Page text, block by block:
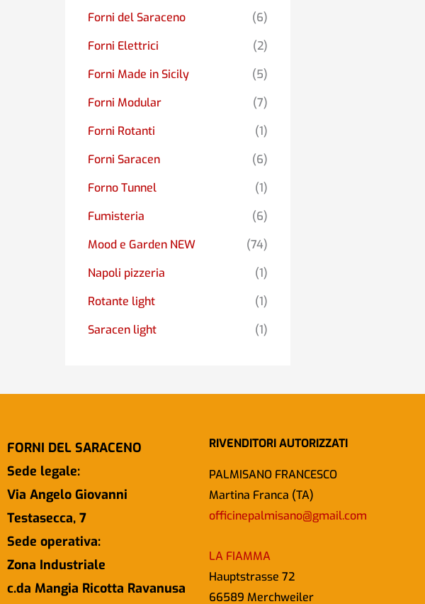
Forni del Saraceno
(6)
Forni Elettrici
(2)
Forni Made in Sicily
(5)
Forni Modular
(7)
Forni Rotanti
(1)
Forni Saracen
(6)
Forno Tunnel
(1)
Fumisteria
(6)
Mood e Garden NEW
(74)
Napoli pizzeria
(1)
Rotante light
(1)
Saracen light
(1)
FORNI DEL SARACENO
Sede legale:
Via Angelo Giovanni
Testasecca, 7
Sede operativa:
Zona Industriale
c.da Mangia Ricotta Ravanusa
RIVENDITORI AUTORIZZATI
PALMISANO FRANCESCO
Martina Franca (TA)
officinepalmisano@gmail.com
LA FIAMMA
Hauptstrasse 72
66589 Merchweiler